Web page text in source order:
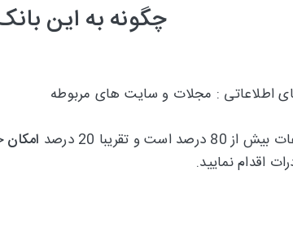
چگونه به این
اطلاعاتی : مجلات و سایت های مربوطه
و تقریبا 20 درصد
امکان
اقدام نمایید.